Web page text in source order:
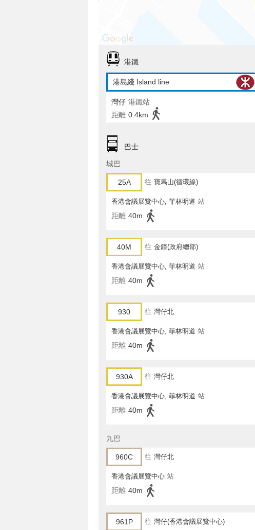
港鐵
港島綫 Island line
灣仔 港鐵站
距離 0.4km
巴士
城巴
25A 往 寶馬山(循環線)
香港會議展覽中心, 菲林明道 站
距離 40m
40M 往 金鐘(政府總部)
香港會議展覽中心, 菲林明道 站
距離 40m
930 往 灣仔北
香港會議展覽中心, 菲林明道 站
距離 40m
930A 往 灣仔北
香港會議展覽中心, 菲林明道 站
距離 40m
九巴
960C 往 灣仔北
香港會議展覽中心 站
距離 40m
961P 往 灣仔(香港會議展覽中心)